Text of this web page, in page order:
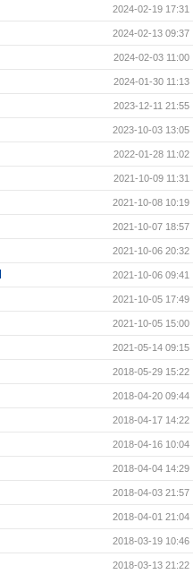
2024-02-19 17:31
2024-02-13 09:37
2024-02-03 11:00
2024-01-30 11:13
2023-12-11 21:55
2023-10-03 13:05
2022-01-28 11:02
2021-10-09 11:31
2021-10-08 10:19
2021-10-07 18:57
2021-10-06 20:32
2021-10-06 09:41
2021-10-05 17:49
2021-10-05 15:00
2021-05-14 09:15
2018-05-29 15:22
2018-04-20 09:44
2018-04-17 14:22
2018-04-16 10:04
2018-04-04 14:29
2018-04-03 21:57
2018-04-01 21:04
2018-03-19 10:46
2018-03-13 21:22